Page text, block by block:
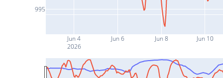
Jun 4
2026
Jun 6 Jun 8 Jun 10
995